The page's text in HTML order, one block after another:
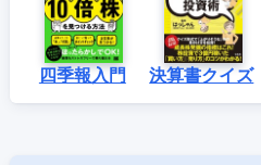
四季報入門 決算書クイズ